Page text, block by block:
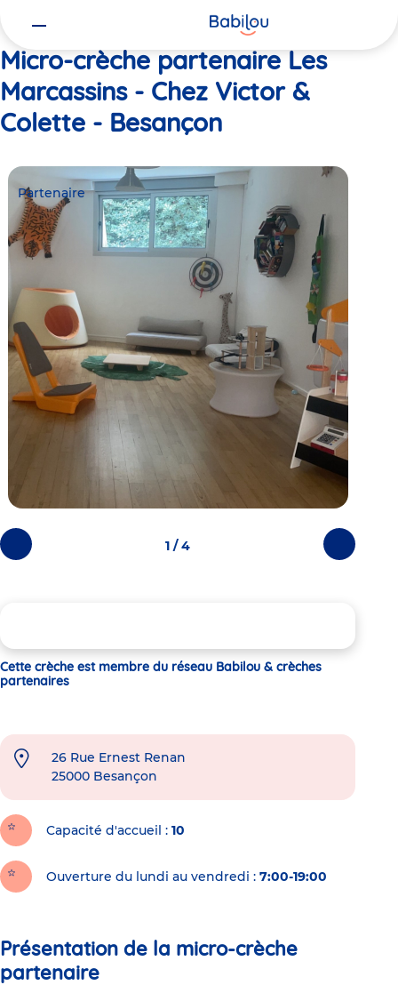
Micro-crèche partenaire Les
Marcassins - Chez Victor &
Colette - Besançon
Photos
précédentes
Photos
suivantes
Partenaire
1 / 4
Cette crèche est membre du réseau Babilou & crèches
partenaires
26 Rue Ernest Renan
25000 Besançon
Capacité d'accueil 10
Ouverture du lundi au vendredi : 7:00-19:00
Présentation de la micro-crèche
partenaire